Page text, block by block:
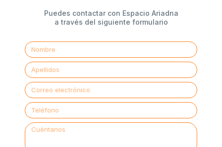
Puedes contactar con Espacio Ariadna
a través del siguiente formulario